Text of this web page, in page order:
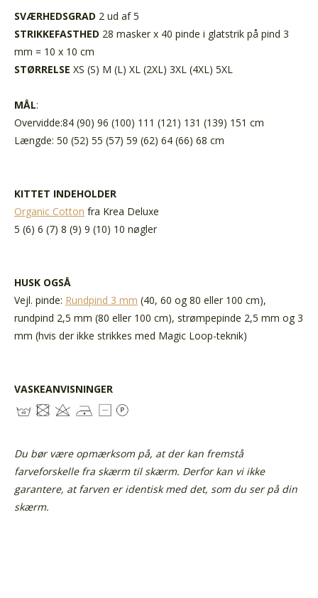
SVÆRHEDSGRAD 2 ud af 5
STRIKKEFASTHED 28 masker x 40 pinde i glatstrik på pind 3
mm = 10 x 10 cm
STØRRELSE XS (S) M (L) XL (2XL) 3XL (4XL) 5XL
MÅL:
Overvidde:84 (90) 96 (100) 111 (121) 131 (139) 151 cm
Længde: 50 (52) 55 (57) 59 (62) 64 (66) 68 cm
KITTET INDEHOLDER
Organic Cotton fra Krea Deluxe
5 (6) 6 (7) 8 (9) 9 (10) 10 nøgler
HUSK OGSÅ
Vejl. pinde: Rundpind 3 mm (40, 60 og 80 eller 100 cm),
rundpind 2,5 mm (80 eller 100 cm), strømpepinde 2,5 mm og 3
mm (hvis der ikke strikkes med Magic Loop-teknik)
VASKEANVISNINGER
Du bør være opmærksom på, at der kan fremstå
farveforskelle fra skærm til skærm. Derfor kan vi ikke
garantere, at farven er identisk med det, som du ser på din
skærm.